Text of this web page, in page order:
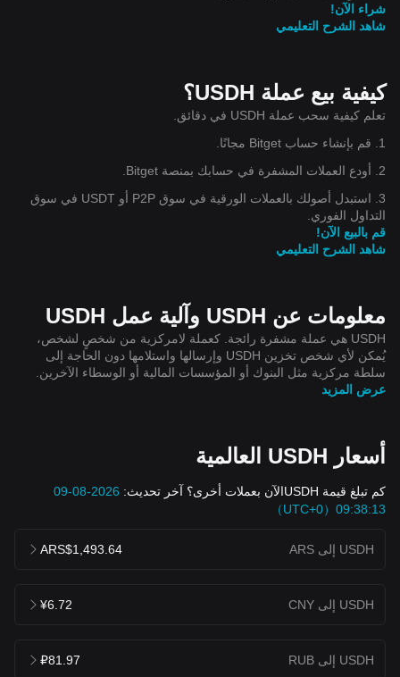
شراء الآن!
شاهد الشرح التعليمي
كيفية بيع عملة USDH؟
تعلم كيفية سحب عملة USDH في دقائق.
1. قم بإنشاء حساب Bitget مجانًا.
2. أودع العملات المشفرة في حسابك بمنصة Bitget.
3. استبدل أصولك بالعملات الورقية في سوق P2P أو USDT في سوق
التداول الفوري.
قم بالبيع الآن!
شاهد الشرح التعليمي
معلومات عن USDH وآلية عمل USDH
USDH هي عملة مشفرة رائجة. كعملة لامركزية من شخصٍ لشخص،
يُمكن لأي شخص تخزين USDH وإرسالها واستلامها دون الحاجة إلى
سلطة مركزية مثل البنوك أو المؤسسات المالية أو الوسطاء الآخرين.
عرض المزيد
أسعار USDH العالمية
كم تبلغ قيمة USDHالآن بعملات أخرى؟ آخر تحديث:
2026-08-09
09:38:13（UTC+0）
USDH إلى ARS ARS$1,493.64
USDH إلى CNY ¥6.72
USDH إلى RUB ₽81.97